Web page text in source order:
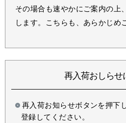
その場合も速やかにご案内の上
します。こちらも、あらかじめ
再入荷おしらせ
再入荷お知らせボタンを押下
登録してください。